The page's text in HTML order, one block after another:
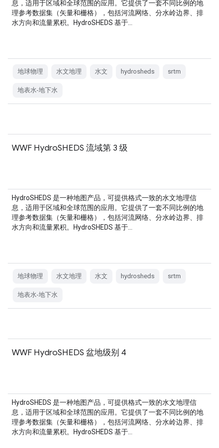
息，适用于区域和全球范围的应用。它提供了一套不同比例的地
理参考数据集（矢量和栅格），包括河流网络、分水岭边界、排
水方向和流量累积。HydroSHEDS 基于…
地球物理 水文地理 水文 hydrosheds srtm
地表水-地下水
WWF HydroSHEDS 流域第 3 级
HydroSHEDS 是一种地图产品，可提供格式一致的水文地理信
息，适用于区域和全球范围的应用。它提供了一套不同比例的地
理参考数据集（矢量和栅格），包括河流网络、分水岭边界、排
水方向和流量累积。HydroSHEDS 基于…
地球物理 水文地理 水文 hydrosheds srtm
地表水-地下水
WWF HydroSHEDS 盆地级别 4
HydroSHEDS 是一种地图产品，可提供格式一致的水文地理信
息，适用于区域和全球范围的应用。它提供了一套不同比例的地
理参考数据集（矢量和栅格），包括河流网络、分水岭边界、排
水方向和流量累积。HydroSHEDS 基于…